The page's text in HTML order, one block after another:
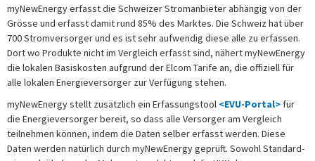
myNewEnergy erfasst die Schweizer Stromanbieter abhängig von der
Grösse und erfasst damit rund 85% des Marktes. Die Schweiz hat über
700 Stromversorger und es ist sehr aufwendig diese alle zu erfassen.
Dort wo Produkte nicht im Vergleich erfasst sind, nähert myNewEnergy
die lokalen Basiskosten aufgrund der Elcom Tarife an, die offiziell für
alle lokalen Energieversorger zur Verfügung stehen.
myNewEnergy stellt zusätzlich ein Erfassungstool <EVU-Portal> für
die Energieversorger bereit, so dass alle Versorger am Vergleich
teilnehmen können, indem die Daten selber erfasst werden. Diese
Daten werden natürlich durch myNewEnergy geprüft. Sowohl Standard-